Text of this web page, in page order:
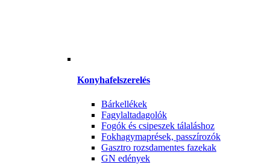
Konyhafelszerelés
Bárkellékek
Fagylaltadagolók
Fogók és csipeszek tálaláshoz
Fokhagymaprések, passzírozók
Gasztro rozsdamentes fazekak
GN edények